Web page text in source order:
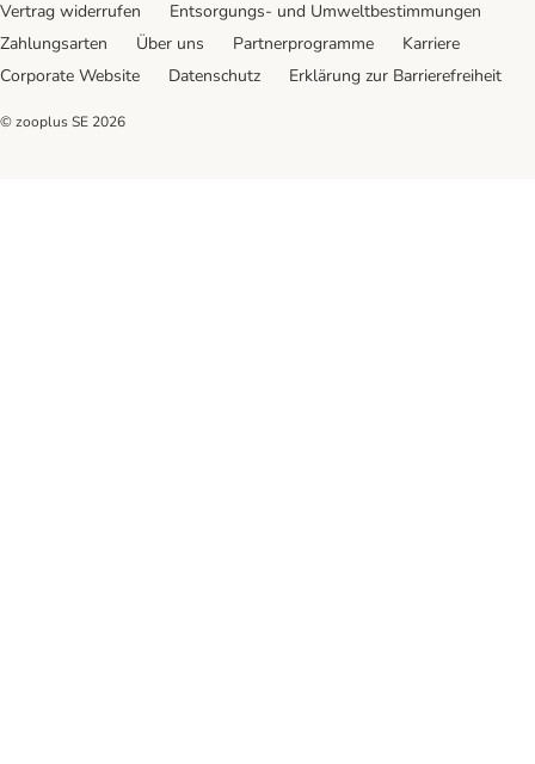
Vertrag widerrufen
Entsorgungs- und Umweltbestimmungen
Zahlungsarten
Über uns Partnerprogramme
Karriere
Corporate Website
Datenschutz Erklärung zur Barrierefreiheit
© zooplus SE 2026